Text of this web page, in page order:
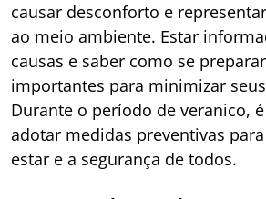
causar desconforto e
ao meio ambiente. Estar
causas e saber como se
importantes para minimizar
Durante o período de veranico,
adotar medidas preventivas
estar e a segurança de todos.